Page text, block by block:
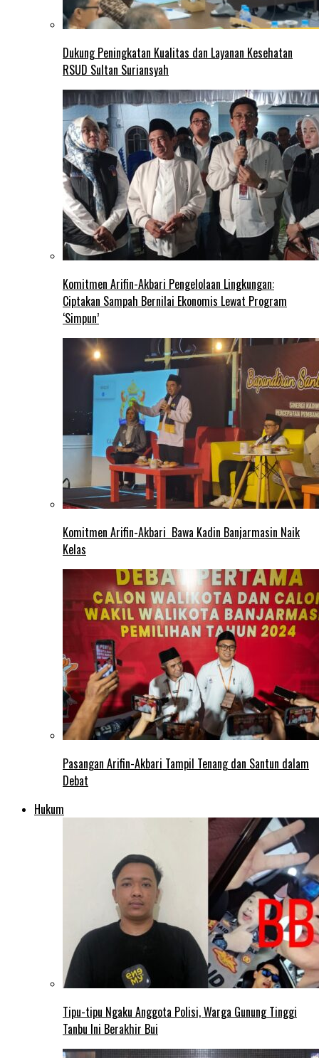
Dukung Peningkatan Kualitas dan Layanan Kesehatan
RSUD Sultan Suriansyah
Komitmen Arifin-Akbari Pengelolaan Lingkungan:
Ciptakan Sampah Bernilai Ekonomis Lewat Program
‘Simpun’
Komitmen Arifin-Akbari Bawa Kadin Banjarmasin Naik
Kelas
Pasangan Arifin-Akbari Tampil Tenang dan Santun dalam
Debat
Hukum
Tipu-tipu Ngaku Anggota Polisi, Warga Gunung Tinggi
Tanbu Ini Berakhir Bui